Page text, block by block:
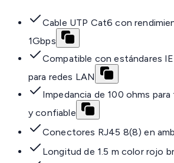
Cable UTP Cat6 con
1Gbps
Compatible con estándares
para redes LAN
Impedancia de 100 ohms
y confiable
Conectores RJ45 8(8) en
Longitud de 1.5 m color rojo